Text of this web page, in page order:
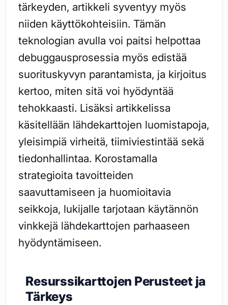
tärkeyden, artikkeli syventyy myös
niiden käyttökohteisiin. Tämän
teknologian avulla voi paitsi helpottaa
debuggausprosessia myös edistää
suorituskyvyn parantamista, ja kirjoitus
kertoo, miten sitä voi hyödyntää
tehokkaasti. Lisäksi artikkelissa
käsitellään lähdekarttojen luomistapoja,
yleisimpiä virheitä, tiimiviestintää sekä
tiedonhallintaa. Korostamalla
strategioita tavoitteiden
saavuttamiseen ja huomioitavia
seikkoja, lukijalle tarjotaan käytännön
vinkkejä lähdekarttojen parhaaseen
hyödyntämiseen.
Resurssikarttojen Perusteet ja
Tärkeys